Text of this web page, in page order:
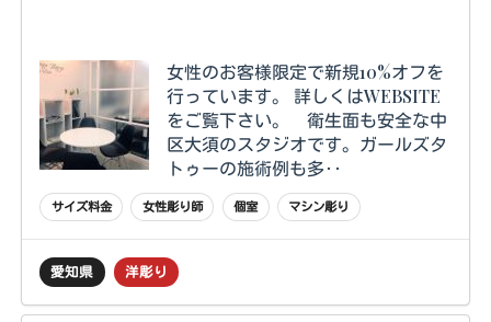
女性のお客様限定で新規10%オフを
行っています。 詳しくはWEBSITE
をご覧下さい。 衛生面も安全な中
区大須のスタジオです。ガールズタ
トゥーの施術例も多‥
サイズ料金 女性彫り師 個室 マシン彫り
愛知県 洋彫り